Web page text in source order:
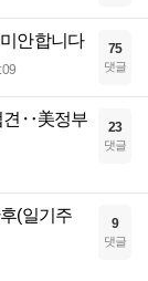
안합니다 75
댓글
견‥美정부
23
댓글
(일기주
9
댓글